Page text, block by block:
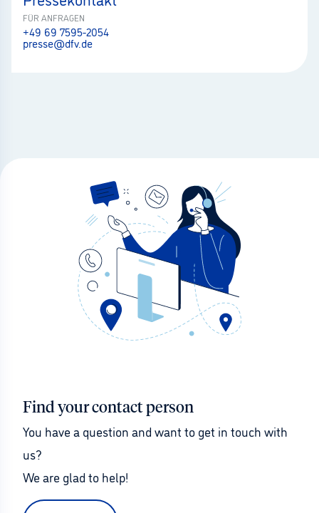
FÜR ANFRAGEN
+49 69 7595-2054
presse@dfv.de
Find your contact person
You have a question and want to get in touch with
us?
We are glad to help!